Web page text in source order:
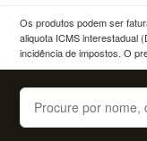
Os produtos podem ser
aliquota ICMS interestadual
incidência de impostos. O
Buscar